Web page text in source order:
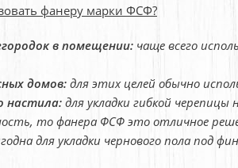
фанеру марки ФСФ?
в помещении: чаще всего
домов: для этих целей обычно
настила: для укладки гибкой
то фанера ФСФ это отличное
для укладки чернового пола под